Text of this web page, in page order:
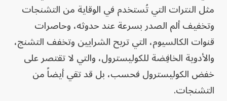
مثل النترات التي تُستخدم في الوقاية من التشنجات
وتخفيف ألم الصدر بسرعة عند حدوثه، وحاصرات
قنوات الكالسيوم، التي تريح الشرايين وتخفف التشنج،
والأدوية الخافِضة للكوليسترول، والتي لا تقتصر على
خفض الكوليسترول فحسب، بل قد تقي أيضاً من
التشنجات.